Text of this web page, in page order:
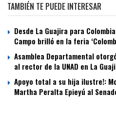
TAMBIÉN TE PUEDE INTERESAR
Desde La Guajira para
Campo brilló en la feria
Asamblea Departamental
al rector de la UNAD en La
Apoyo total a su hija ilustre!:
Martha Peralta Epieyú al